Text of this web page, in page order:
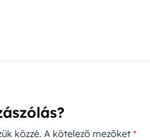
közzé. A kötelező mezőket *